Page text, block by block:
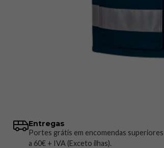
Entregas
Portes grátis em encomendas superiores
a 60€ + IVA (Exceto ilhas).